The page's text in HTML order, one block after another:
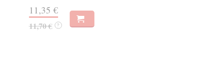
11,35 €
11,70 € ?